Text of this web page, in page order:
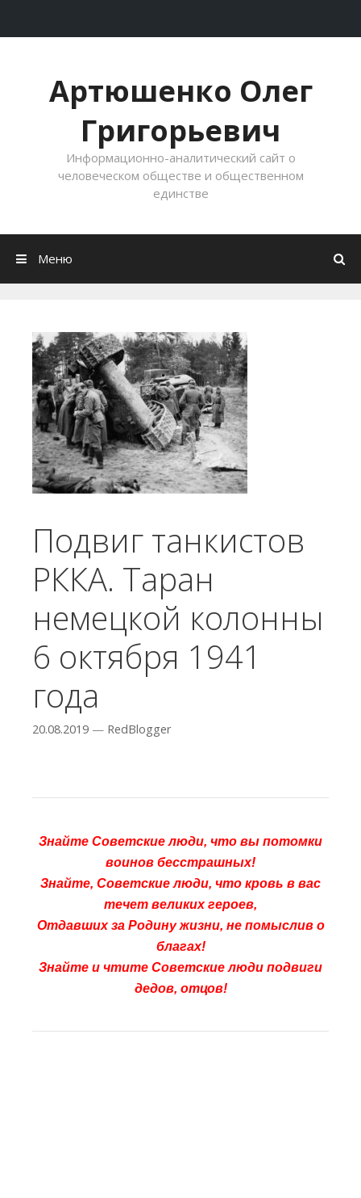
Артюшенко Олег
Григорьевич
Информационно-аналитический сайт о
человеческом обществе и общественном
единстве
Меню
Подвиг танкистов
РККА. Таран
немецкой колонны
6 октября 1941
года
20.08.2019 — RedBlogger
Знайте Советские люди, что вы потомки
воинов бесстрашных!
Знайте, Советские люди, что кровь в вас
течет великих героев,
Отдавших за Родину жизни, не помыслив о
благах!
Знайте и чтите Советские люди подвиги
дедов, отцов!